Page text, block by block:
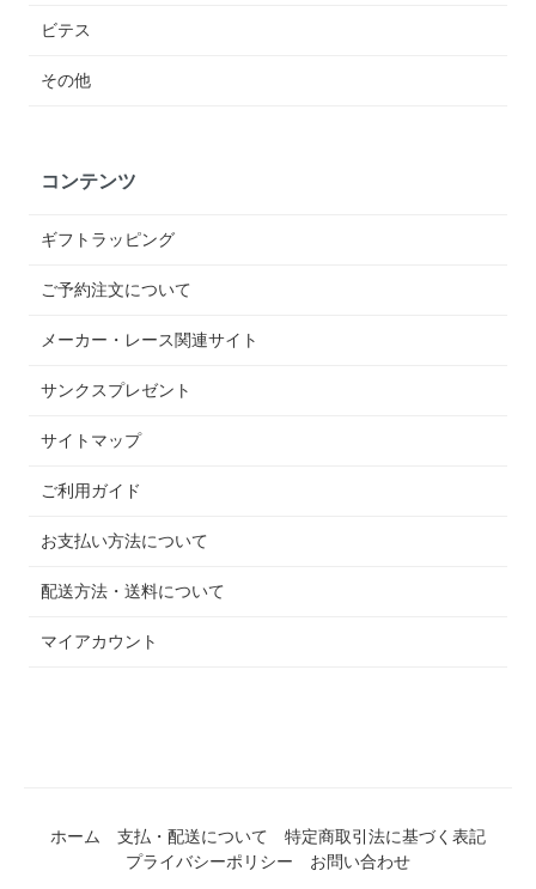
ビテス
その他
コンテンツ
ギフトラッピング
ご予約注文について
メーカー・レース関連サイト
サンクスプレゼント
サイトマップ
ご利用ガイド
お支払い方法について
配送方法・送料について
マイアカウント
ホーム 支払・配送について
特定商取引法に基づく表記
プライバシーポリシー
お問い合わせ